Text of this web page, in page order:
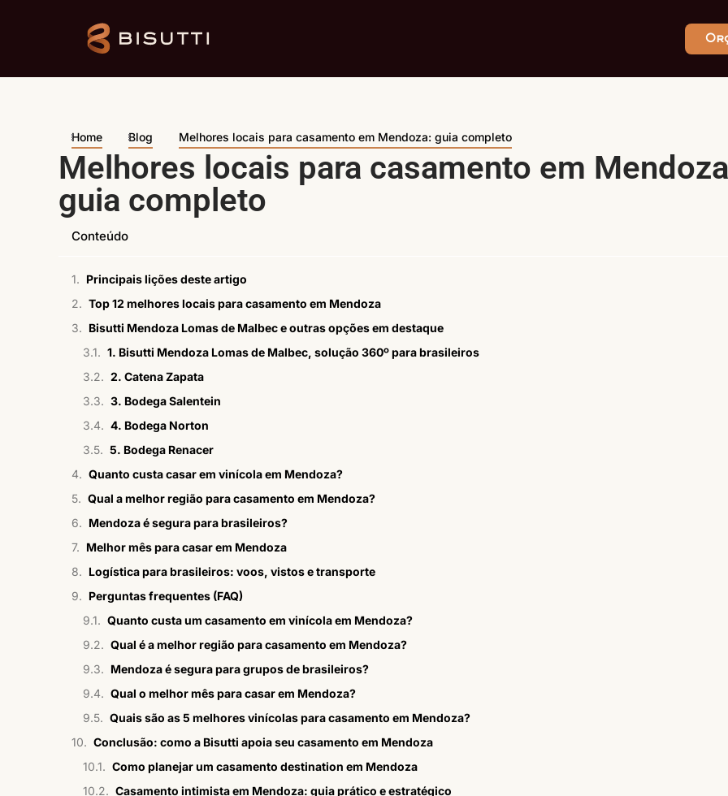
Home Blog Melhores locais para casamento em Mendoza: guia completo
Melhores locais para casamento em
guia completo
Conteúdo
Principais lições deste artigo
Top 12 melhores locais para casamento em Mendoza
Bisutti Mendoza Lomas de Malbec e outras opções em destaque
1. Bisutti Mendoza Lomas de Malbec, solução 360º para brasileiros
2. Catena Zapata
3. Bodega Salentein
4. Bodega Norton
5. Bodega Renacer
Quanto custa casar em vinícola em Mendoza?
Qual a melhor região para casamento em Mendoza?
Mendoza é segura para brasileiros?
Melhor mês para casar em Mendoza
Logística para brasileiros: voos, vistos e transporte
Perguntas frequentes (FAQ)
Quanto custa um casamento em vinícola em Mendoza?
Qual é a melhor região para casamento em Mendoza?
Mendoza é segura para grupos de brasileiros?
Qual o melhor mês para casar em Mendoza?
Quais são as 5 melhores vinícolas para casamento em Mendoza?
Conclusão: como a Bisutti apoia seu casamento em Mendoza
Como planejar um casamento destination em Mendoza
Casamento intimista em Mendoza: guia prático e estratégico